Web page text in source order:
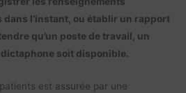
l’instant, ou établir un rapport
qu’un poste de travail, un
soit disponible.
est assurée par une